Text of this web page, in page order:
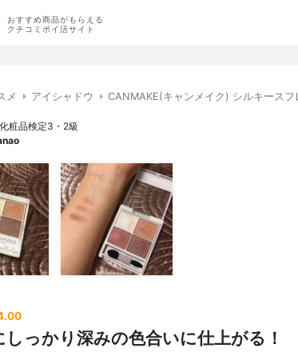
おすすめ商品がもらえる
クチコミポイ活サイト
メ アイシャドウ CANMAKE(キャンメイク) シルキースフ
粧品検定3・2級
っかり深みの色合いに仕上がる！